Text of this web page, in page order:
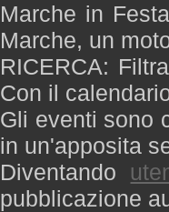
Marche in
Marche, un
RICERCA:
Con il
Gli eventi sono
in un'apposita
Diventando
pubblicazione